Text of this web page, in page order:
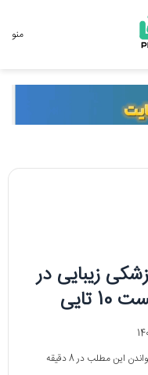
منو
زیبایی در
این مطلب در 8 دقیقه